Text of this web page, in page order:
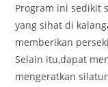
Program ini sedikit
yang sihat di
memberikan
Selain itu,dapat
mengeratkan